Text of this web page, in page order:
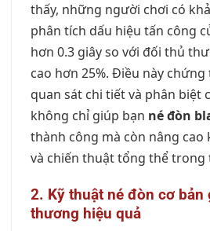
thấy, những người chơi có
phân tích dấu hiệu tấn công
hơn 0.3 giây so với đối thủ
cao hơn 25%. Điều này
quan sát chi tiết và phân biệt
không chỉ giúp bạn né đòn
thành công mà còn nâng cao
và chiến thuật tổng thể trong
2. Kỹ thuật né đòn cơ bản
thương hiệu quả